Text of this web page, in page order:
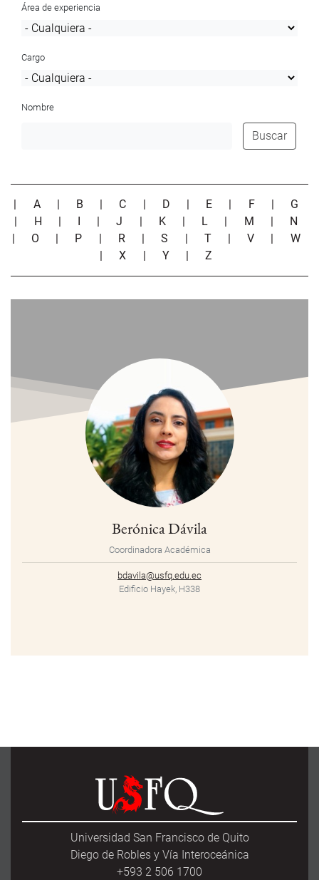
Área de experiencia
Cargo
Nombre
Buscar
| A | B | C | D | E | F | G
| H | I |J | K | L | M | N
| O | P | R |S | T |V | W
|X | Y |Z
Berónica Dávila
Coordinadora Académica
bdavila@usfq.edu.ec
Edificio Hayek, H338
Universidad San Francisco de Quito
Diego de Robles y Vía Interoceánica
+593 2 506 1700